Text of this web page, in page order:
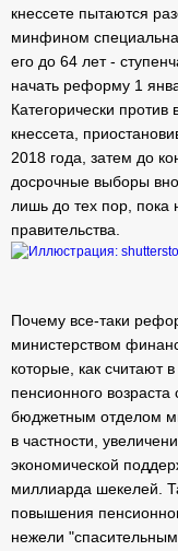
кнессете пытаются
минфином
его до 64 лет -
начать реформу 1
Категорически
кнессета,
2018 года, затем до
досрочные выборы
лишь до тех пор, пока
правительства.
Почему все-таки
министерством
которые, как считают
пенсионного
бюджетным отделом
в частности,
экономической
миллиарда шекелей.
повышения
нежели